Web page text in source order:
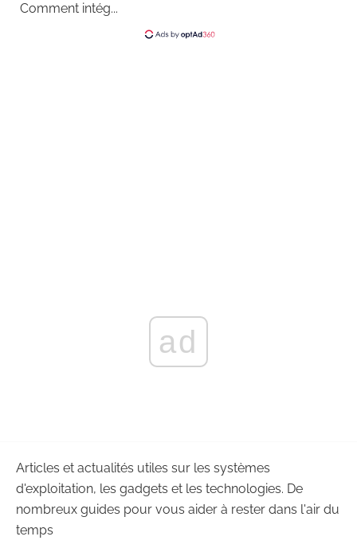
Comment intég...
ad
Articles et actualités utiles sur les systèmes
d'exploitation, les gadgets et les technologies. De
nombreux guides pour vous aider à rester dans l'air du
temps